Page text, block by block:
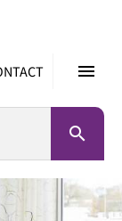
menu
search